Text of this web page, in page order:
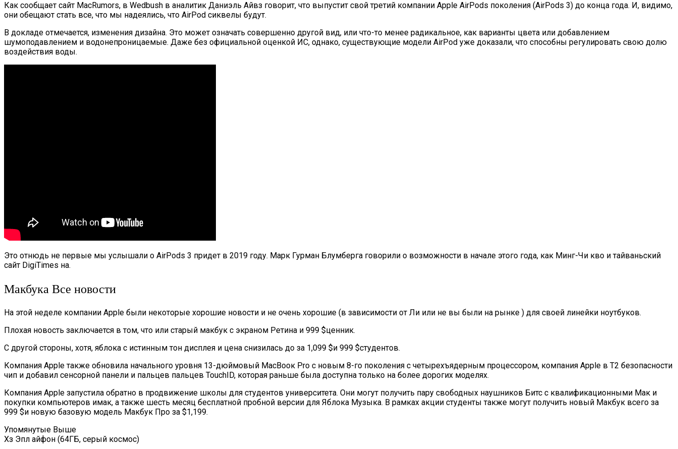
Как сообщает сайт MacRumors, в Wedbush в аналитик Даниэль Айвз говорит, что выпустит свой третий компании Apple AirPods поколения (AirPods 3) до конца года. И, видимо,
они обещают стать все, что мы надеялись, что AirPod сиквелы будут.
В докладе отмечается, изменения дизайна. Это может означать совершенно другой вид, или что-то менее радикальное, как варианты цвета или добавлением
шумоподавлением и водонепроницаемые. Даже без официальной оценкой ИС, однако, существующие модели AirPod уже доказали, что способны регулировать свою долю
воздействия воды.
Это отнюдь не первые мы услышали о AirPods 3 придет в 2019 году. Марк Гурман Блумберга говорили о возможности в начале этого года, как Минг-Чи кво и тайваньский
сайт DigiTimes на.
Макбука Все новости
На этой неделе компании Apple были некоторые хорошие новости и не очень хорошие (в зависимости от Ли или не вы были на рынке ) для своей линейки ноутбуков.
Плохая новость заключается в том, что или старый макбук с экраном Ретина и 999 $ценник.
С другой стороны, хотя, яблока с истинным тон дисплея и цена снизилась до за 1,099 $и 999 $студентов.
Компания Apple также обновила начального уровня 13-дюймовый МасВоок Pro с новым 8-го поколения с четырехъядерным процессором, компания Apple в Т2 безопасности
чип и добавил сенсорной панели и пальцев пальцев TouchID, которая раньше была доступна только на более дорогих моделях.
Компания Apple запустила обратно в продвижение школы для студентов университета. Они могут получить пару свободных наушников Битс с квалификационными Мак и
покупки компьютеров имак, а также шесть месяц бесплатной пробной версии для Яблока Музыка. В рамках акции студенты также могут получить новый Макбук всего за
999 $и новую базовую модель Макбук Про за $1,199.
Упомянутые Выше
Хз Эпл айфон (64ГБ, серый космос)